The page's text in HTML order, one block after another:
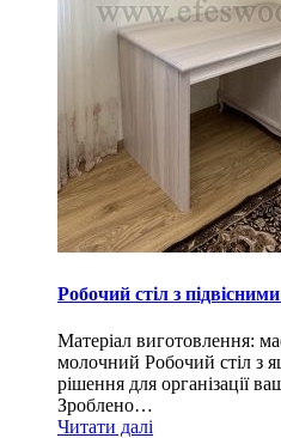
Робочий стіл з
Матеріал виготовлення:
молочний Робочий стіл з
рішення для організації
Зроблено…
Читати далі